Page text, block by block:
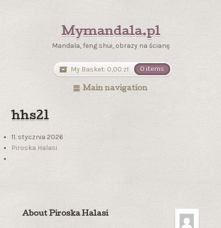
Mymandala.pl
Mandala, feng shui, obrazy na ścianę
My Basket: 0,00 zł 0 items
Main navigation
hhs21
11. stycznia 2026
Piroska Halasi
About Piroska Halasi